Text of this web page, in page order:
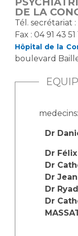
DE LA
​Tél. secrétariat :
Fax : 04 91 43 51
Hôpital de la
boulevard
medecins:
Dr
Dr Félix
Dr
Dr Jean
Dr
Dr